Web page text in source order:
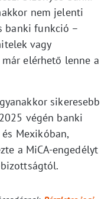
nem jelenti
banki funkció –
vagy
elérhető lenne a
sikeresebb
végén banki
Mexikóban,
a MiCA-engedélyt